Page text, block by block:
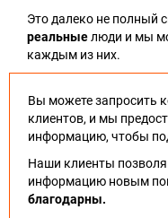
Это далеко не полный
реальныелюди и мы
каждым из них.
Вы можете запросить
клиентов, и мы
информацию, чтобы
Наши клиенты
информацию новым
благодарны.